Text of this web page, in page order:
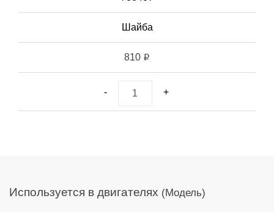
Шайба
810 i
- +
Используется в двигателях (Модель)